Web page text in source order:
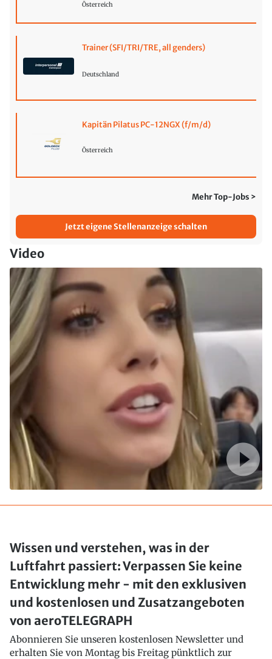
Österreich
Trainer (SFI/TRI/TRE, all genders)
Deutschland
Kapitän Pilatus PC-12NGX (f/m/d)
Österreich
Mehr Top-Jobs >
Jetzt eigene Stellenanzeige schalten
Video
Wissen und verstehen, was in der
Luftfahrt passiert: Verpassen Sie keine
Entwicklung mehr - mit den exklusiven
und kostenlosen und Zusatzangeboten
von aeroTELEGRAPH
Abonnieren Sie unseren kostenlosen Newsletter und
erhalten Sie von Montag bis Freitag pünktlich zur